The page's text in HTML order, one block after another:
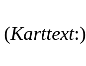
(Karttext:)